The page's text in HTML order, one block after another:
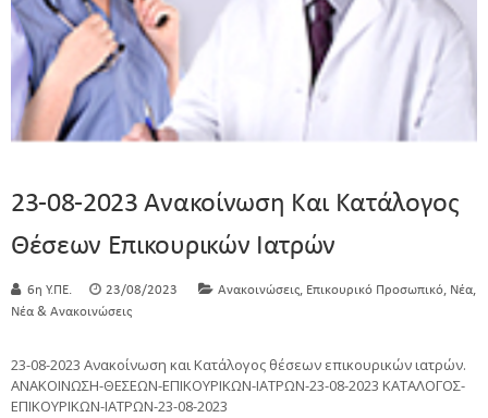
23-08-2023 Ανακοίνωση Και Κατάλογος
Θέσεων Επικουρικών Ιατρών
6η Υ.ΠΕ. 23/08/2023 Ανακοινώσεις, Επικουρικό Προσωπικό, Νέα,
Νέα & Ανακοινώσεις
23-08-2023 Ανακοίνωση και Κατάλογος θέσεων επικουρικών ιατρών.
ΑΝΑΚΟΙΝΩΣΗ-ΘΕΣΕΩΝ-ΕΠΙΚΟΥΡΙΚΩΝ-ΙΑΤΡΩΝ-23-08-2023 ΚΑΤΑΛΟΓΟΣ-
ΕΠΙΚΟΥΡΙΚΩΝ-ΙΑΤΡΩΝ-23-08-2023